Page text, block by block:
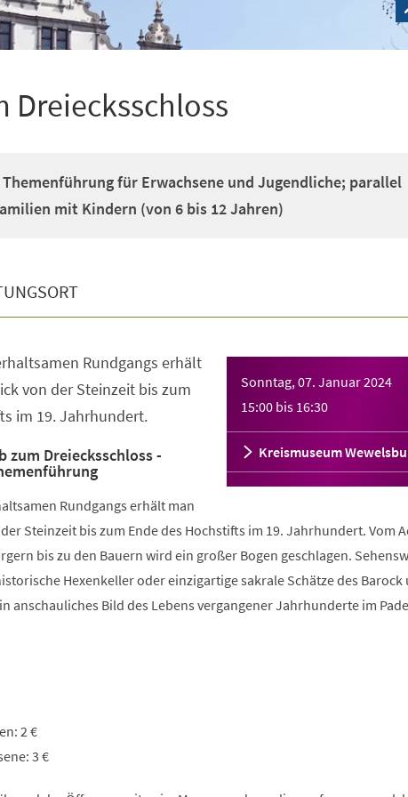
Dreiecksschloss
für Erwachsene und Jugendliche; parallel
mit Kindern (von 6 bis 12 Jahren)
Sonntag, 07. Januar 2024
15:00 bis 16:30
Kreismuseum
Rundgangs erhält
von der Steinzeit bis zum
im 19. Jahrhundert.
zum Dreiecksschloss -
Rundgangs erhält man
Steinzeit bis zum Ende des Hochstifts im 19. Jahrhundert. Vom
bis zu den Bauern wird ein großer Bogen geschlagen.
Hexenkeller oder einzigartige sakrale Schätze des Barock
anschauliches Bild des Lebens vergangener Jahrhunderte im
2 €
3 €